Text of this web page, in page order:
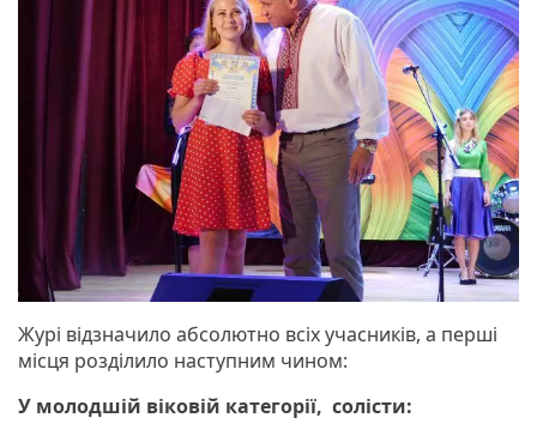
Журі відзначило абсолютно всіх учасників, а перші
місця розділило наступним чином:
У молодшій віковій категорії, солісти: